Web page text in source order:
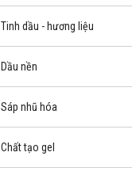
Tinh dầu - hương liệu
Dầu nền
Sáp nhũ hóa
Chất tạo gel